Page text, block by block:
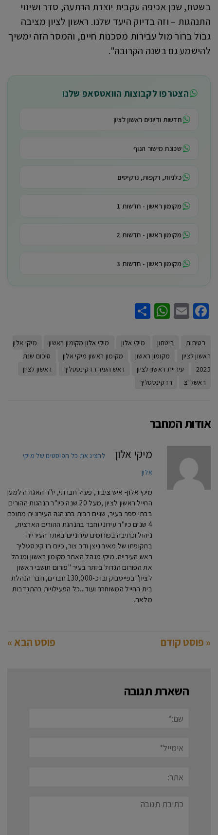
בשטח, שכן אכיפה עקבית יוצרת הרתעה, סדר ושינוי
התנהגות – וזה בדיוק היעד שלנו. ראשון לציון מציבה
גבול ברור מול עבירות מסכנות חיים, והמסר הזה ימשיך
להישמע גם בשנה הקרובה".
הצטרפו לקבוצות הוואטסאפ שלנו
חדשות ודיונים ראשון לציון
שכונת מישור הנוף
כלניות, רקפות, נרקיסים
מקומון ראשון - חדשות 1
מקומון ראשון - חדשות 2
מקומון ראשון - חדשות 3
Facebook
Email
WhatsApp
בטיחות ביטחון מיקי אלון מיקי אלון מקומון ראשון
מיקי אלון
ראשון לציון
מקומון ראשון מקומון ראשון מיקי אלון
סיכום שנת
2025
עיריית ראשון לציון ראש העיר רז קינסטליך
ראשון לציון
ראשל"צ
רז קינסטליך
אודות המחבר
מיקי אלון
להציג את כל הפוסטים של מיקי
אלון
מיקי אלון- איש ציבור, פעיל חברתי, יו"ר האגודה למען
החייל ראשון לציון ,מעל 20 שנה כיו"ר הנהגות ההורים
בבתי ספר בעיר, שנים רבות בהנהגה העירונית מתוכם
4 שנים כיו"ר עירוני וחבר בהנהגת ההורים הארצית,
ניהול וכתיבה בפורומים עירוניים באתר העירייה
בתקופתו של מאיר ניצן ודב צור, כיום רז קינסטליך
ראש העירייה. מיקי מנהל האתר מקומון ראשון ומנהל
את הפורום הגדול ביותר בעיר "פורום תושבי ראשון
לציון" בפייסבוק ובו כ-130,000 חברים, חבר הנהלת
בית החייל המשוחרר ועוד...כל הפעילויות בהתנדבות
מלאה.
« פוסט קודם פוסט הבא »
השארת תגובה
תגובה